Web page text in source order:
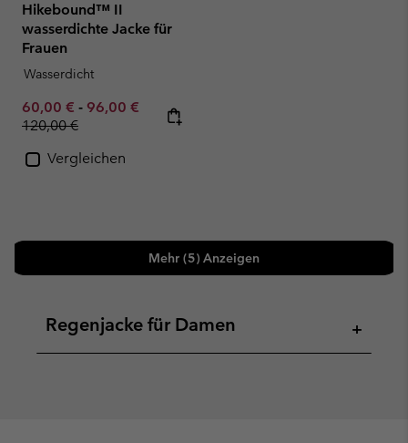
Hikebound™ II
wasserdichte Jacke für
Frauen
Wasserdicht
Minimum sale price:
60,00 € - Maximum sale price:
96,00 € Regular price:
120,00 €
Vergleichen
Mehr (5) Anzeigen
Regenjacke für Damen +